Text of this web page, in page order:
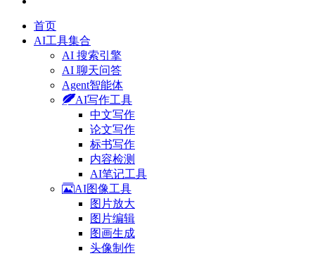
首页
AI工具集合
AI 搜索引擎
AI 聊天问答
Agent智能体
AI写作工具
中文写作
论文写作
标书写作
内容检测
AI笔记工具
AI图像工具
图片放大
图片编辑
图画生成
头像制作